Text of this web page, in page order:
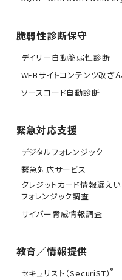
脆弱性診断保守
デイリー自動脆弱性診断
WEBサイトコンテンツ改ざ
ソースコード自動診断
緊急対応支援
デジタルフォレンジック
緊急対応サービス
クレジットカード情報漏えい
フォレンジック調査
サイバー脅威情報調査
教育／情報提供
セキュリスト（SecuriST）®